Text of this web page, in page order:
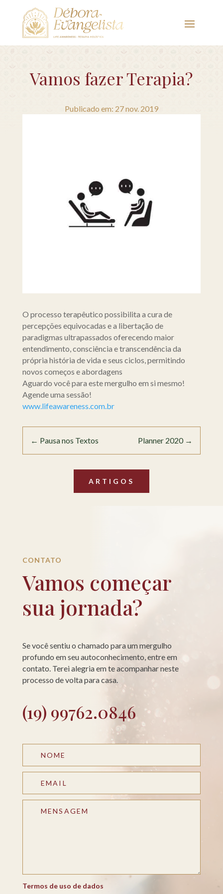
Vamos fazer Terapia?
Publicado em: 27 nov. 2019
O processo terapêutico possibilita a cura de
percepções equivocadas e a libertação de
paradigmas ultrapassados oferecendo maior
entendimento, consciência e transcendência da
própria história de vida e seus ciclos, permitindo
novos começos e abordagens
Aguardo você para este mergulho em si mesmo!
Agende uma sessão!
www.lifeawareness.com.br
← Pausa nos Textos Planner 2020→
ARTIGOS
CONTATO
Vamos começar
sua jornada?
Se você sentiu o chamado para um mergulho
profundo em seu autoconhecimento, entre em
contato. Terei alegria em te acompanhar neste
processo de volta para casa.
(19) 99762.0846
Termos de uso de dados